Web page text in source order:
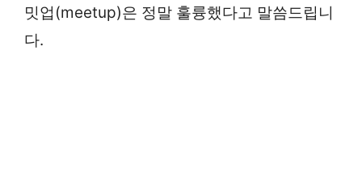
밋업(meetup)은 정말 훌륭했다고 말씀드립니
다.